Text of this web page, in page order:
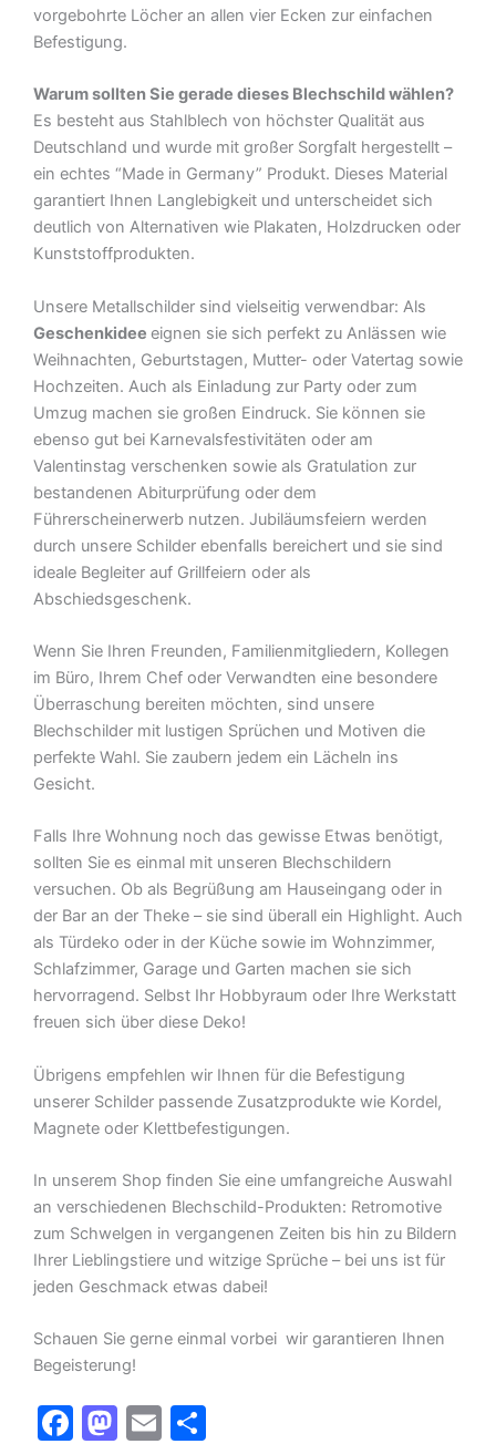
vorgebohrte Löcher an allen vier Ecken zur einfachen
Befestigung.
Warum sollten Sie gerade dieses Blechschild wählen?
Es besteht aus Stahlblech von höchster Qualität aus
Deutschland und wurde mit großer Sorgfalt hergestellt –
ein echtes “Made in Germany” Produkt. Dieses Material
garantiert Ihnen Langlebigkeit und unterscheidet sich
deutlich von Alternativen wie Plakaten, Holzdrucken oder
Kunststoffprodukten.
Unsere Metallschilder sind vielseitig verwendbar: Als
Geschenkidee eignen sie sich perfekt zu Anlässen wie
Weihnachten, Geburtstagen, Mutter- oder Vatertag sowie
Hochzeiten. Auch als Einladung zur Party oder zum
Umzug machen sie großen Eindruck. Sie können sie
ebenso gut bei Karnevalsfestivitäten oder am
Valentinstag verschenken sowie als Gratulation zur
bestandenen Abiturprüfung oder dem
Führerscheinerwerb nutzen. Jubiläumsfeiern werden
durch unsere Schilder ebenfalls bereichert und sie sind
ideale Begleiter auf Grillfeiern oder als
Abschiedsgeschenk.
Wenn Sie Ihren Freunden, Familienmitgliedern, Kollegen
im Büro, Ihrem Chef oder Verwandten eine besondere
Überraschung bereiten möchten, sind unsere
Blechschilder mit lustigen Sprüchen und Motiven die
perfekte Wahl. Sie zaubern jedem ein Lächeln ins
Gesicht.
Falls Ihre Wohnung noch das gewisse Etwas benötigt,
sollten Sie es einmal mit unseren Blechschildern
versuchen. Ob als Begrüßung am Hauseingang oder in
der Bar an der Theke – sie sind überall ein Highlight. Auch
als Türdeko oder in der Küche sowie im Wohnzimmer,
Schlafzimmer, Garage und Garten machen sie sich
hervorragend. Selbst Ihr Hobbyraum oder Ihre Werkstatt
freuen sich über diese Deko!
Übrigens empfehlen wir Ihnen für die Befestigung
unserer Schilder passende Zusatzprodukte wie Kordel,
Magnete oder Klettbefestigungen.
In unserem Shop finden Sie eine umfangreiche Auswahl
an verschiedenen Blechschild-Produkten: Retromotive
zum Schwelgen in vergangenen Zeiten bis hin zu Bildern
Ihrer Lieblingstiere und witzige Sprüche – bei uns ist für
jeden Geschmack etwas dabei!
Schauen Sie gerne einmal vorbei  wir garantieren Ihnen
Begeisterung!
F
M E